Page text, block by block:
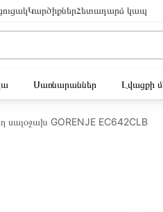
ԿարծիքներՀետադարձ կապ
Սառնարաններ Լվացքի
սալօջախ GORENJE EC642CLB